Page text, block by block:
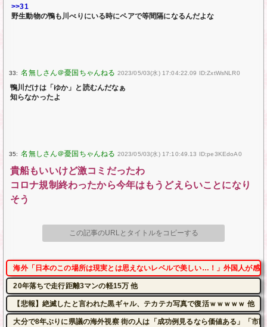
>>31
野生動物の鴨も川べりにいる時にペアで等間隔になるんだよな
33: 2023/05/03(水) 17:04:22.09 ID:ZxtWsNLR0
鴨川だけは「ゆか」と読むんだなぁ
知らなかったよ
35: 2023/05/03(水) 17:10:49.13 ID:pe3KEdoA0
貴船もいいけど激コミだったわ
コロナ規制終わったから今年はもうどえらいことになり
そう
この記事のURLとタイトルをコピーする
海外「日本のこの場所は現実とは思えないレベルで美しい…！」外国人が感
20年落ちで走行距離3マンの軽15万 他
【悲報】絶滅したと言われた黒ギャル、テカテカ写真で復活ｗｗｗｗｗ 他
大分で8年ぶりに県議の海外視察 街の人は「成功例見るなら価値ある」「市